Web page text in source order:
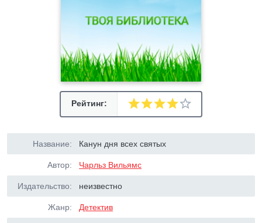
Рейтинг:
Название: Канун дня всех святых
Автор: Чарльз Вильямс
Издательство: неизвестно
Жанр: Детектив